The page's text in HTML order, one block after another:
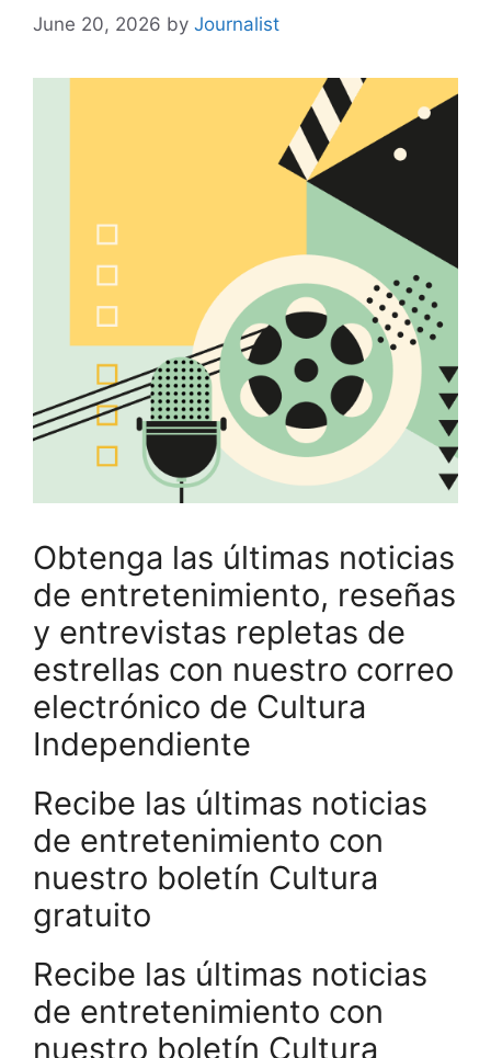
June 20, 2026 by Journalist
Obtenga las últimas noticias
de entretenimiento, reseñas
y entrevistas repletas de
estrellas con nuestro correo
electrónico de Cultura
Independiente
Recibe las últimas noticias
de entretenimiento con
nuestro boletín Cultura
gratuito
Recibe las últimas noticias
de entretenimiento con
nuestro boletín Cultura